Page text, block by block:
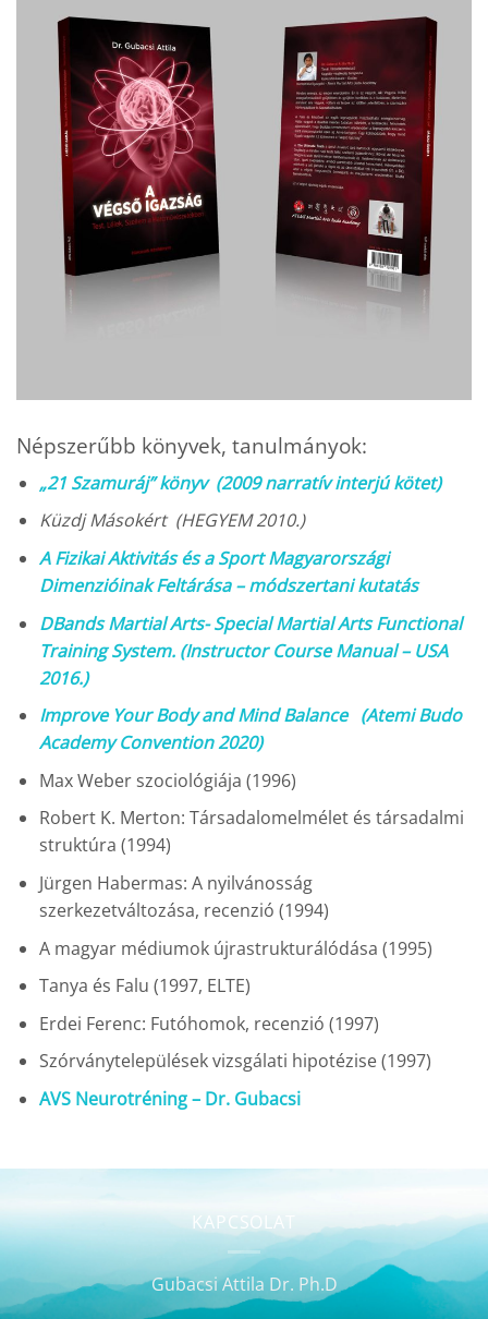
Népszerűbb könyvek, tanulmányok:
„21 Szamuráj” könyv (2009 narratív interjú kötet)
Küzdj Másokért (HEGYEM 2010.)
A Fizikai Aktivitás és a Sport Magyarországi
Dimenzióinak Feltárása – módszertani kutatás
DBands Martial Arts- Special Martial Arts Functional
Training System. (Instructor Course Manual – USA
2016.)
Improve Your Body and Mind Balance (Atemi Budo
Academy Convention 2020)
Max Weber szociológiája (1996)
Robert K. Merton: Társadalomelmélet és társadalmi
struktúra (1994)
Jürgen Habermas: A nyilvánosság
szerkezetváltozása, recenzió (1994)
A magyar médiumok újrastrukturálódása (1995)
Tanya és Falu (1997, ELTE)
Erdei Ferenc: Futóhomok, recenzió (1997)
Szórványtelepülések vizsgálati hipotézise (1997)
AVS Neurotréning – Dr. Gubacsi
KAPCSOLAT
Gubacsi Attila Dr. Ph.D